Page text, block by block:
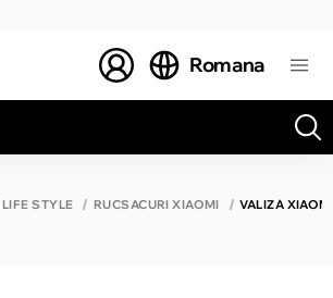
Romana
LIFE STYLE RUCSACURI XIAOMI VALIZĂ